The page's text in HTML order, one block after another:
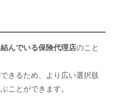
んでいる保険代理店のこと
きるため、より広い選択肢
ことができます。